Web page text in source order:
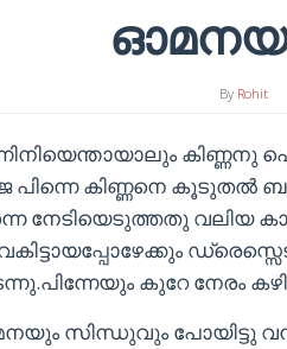
By Rohit
പിന്നെ കിണ്ണനെ കൂടുതല്‍
നേടിയെടുത്തതു വലിയ
കുറേ
സിന്ധുവും പോയിട്ടു